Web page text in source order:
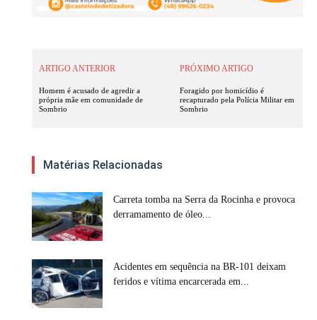
ARTIGO ANTERIOR
Homem é acusado de agredir a
própria mãe em comunidade de
Sombrio
PRÓXIMO ARTIGO
Foragido por homicídio é
recapturado pela Polícia Militar em
Sombrio
Matérias Relacionadas
Carreta tomba na Serra da Rocinha e provoca
derramamento de óleo...
Acidentes em sequência na BR-101 deixam
feridos e vítima encarcerada em...